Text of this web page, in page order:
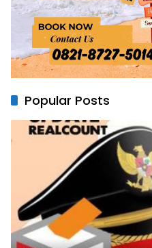
Popular Posts